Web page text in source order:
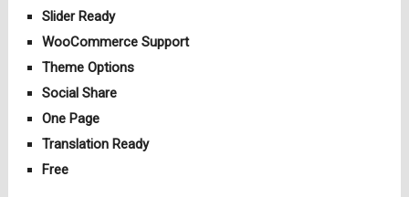
Slider Ready
WooCommerce Support
Theme Options
Social Share
One Page
Translation Ready
Free